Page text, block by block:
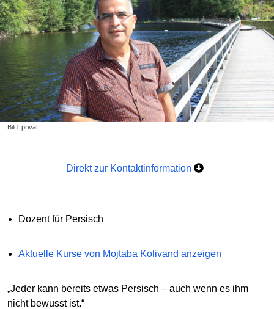
Bild: privat
Direkt zur Kontaktinformation
Dozent für Persisch
Aktuelle Kurse von Mojtaba Kolivand anzeigen
„Jeder kann bereits etwas Persisch – auch wenn es ihm
nicht bewusst ist.“